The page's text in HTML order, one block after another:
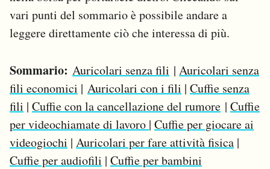
vari punti del sommario è possibile andare a
leggere direttamente ciò che interessa di più.
Sommario: Auricolari senza fili | Auricolari senza
fili economici | Auricolari con i fili | Cuffie senza
fili | Cuffie con la cancellazione del rumore | Cuffie
per videochiamate di lavoro | Cuffie per giocare ai
videogiochi | Auricolari per fare attività fisica |
Cuffie per audiofili | Cuffie per bambini